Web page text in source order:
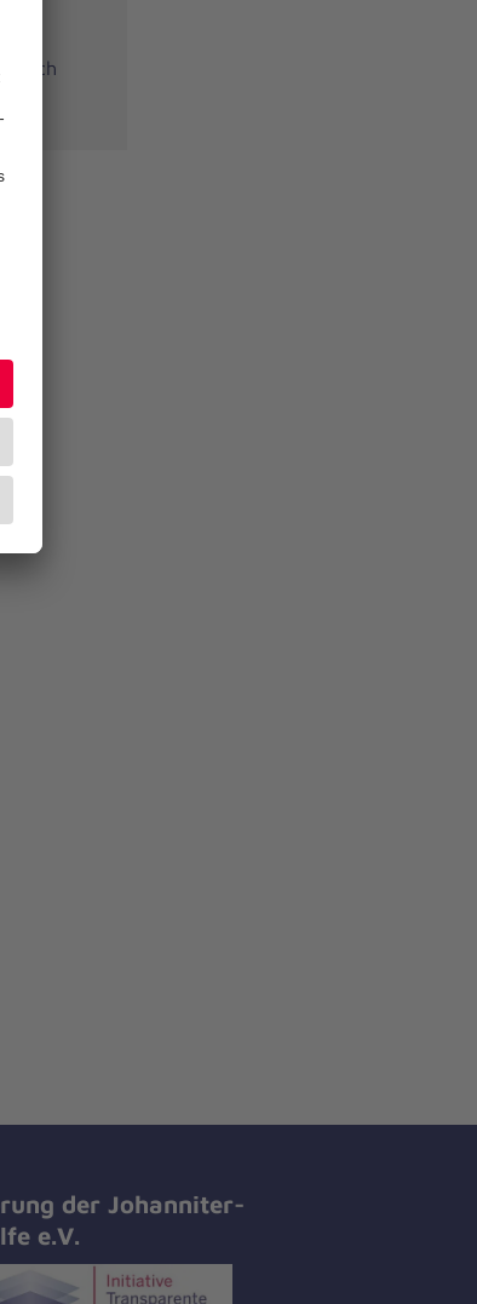
der Johanniter-
e.V.